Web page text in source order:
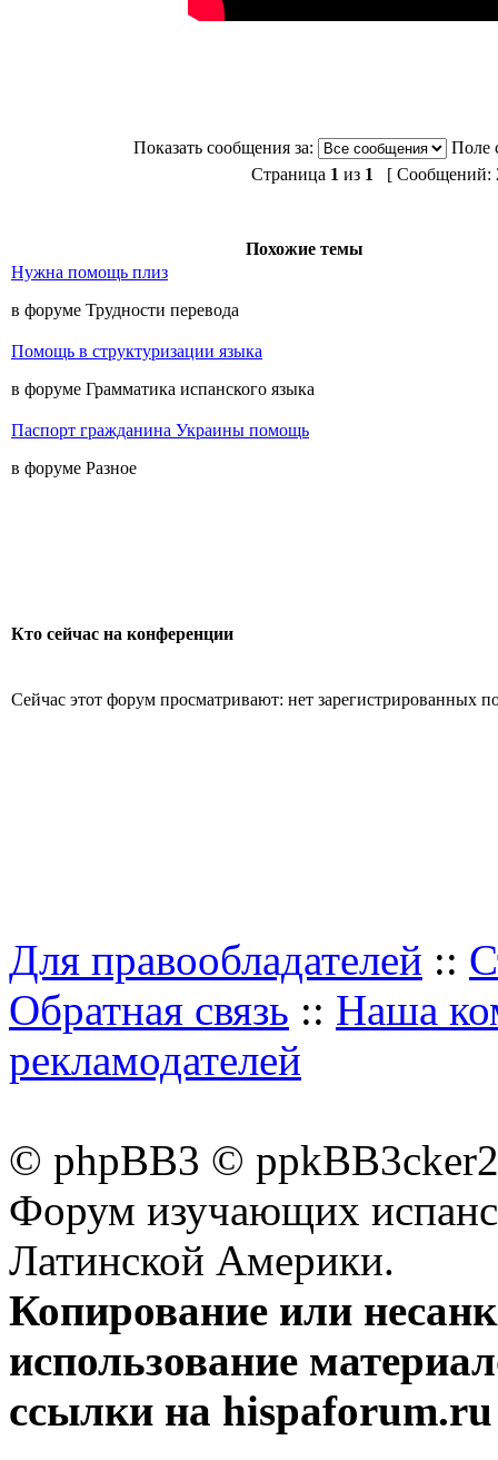
Показать сообщения за:
Поле
Страница 1 из 1 [ Сообщений:
Похожие темы
Нужна помощь плиз
в форуме Трудности перевода
Помощь в структуризации языка
в форуме Грамматика испанского языка
Паспорт гражданина Украины помощь
в форуме Разное
Кто сейчас на конференции
Сейчас этот форум просматривают: нет зарегистрированных
Для правообладателей ::
Обратная связь :: Наша
рекламодателей
© phpBB3 ©
Форум изучающих
Латинской Америки.
Копирование или
использование
ссылки на hispaforum.ru